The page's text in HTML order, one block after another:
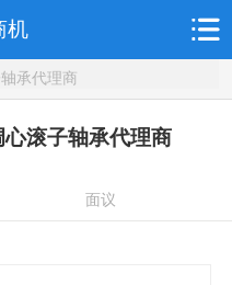
机
承代理商
滚子轴承代理商
面议